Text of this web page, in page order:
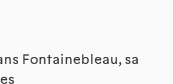
Fontainebleau, sa